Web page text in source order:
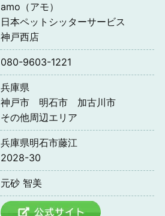
amo（アモ）
日本ペットシッターサービス
神戸西店
080-9603-1221
兵庫県
神戸市 明石市 加古川市
その他周辺エリア
兵庫県明石市藤江
2028-30
元砂 智美